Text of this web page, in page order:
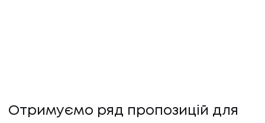
Отримуємо ряд пропозицій для